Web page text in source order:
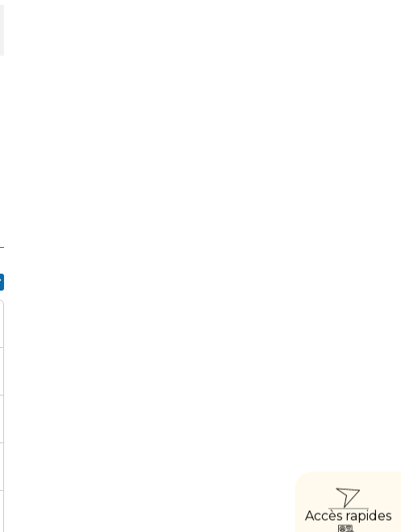
Accès rapides